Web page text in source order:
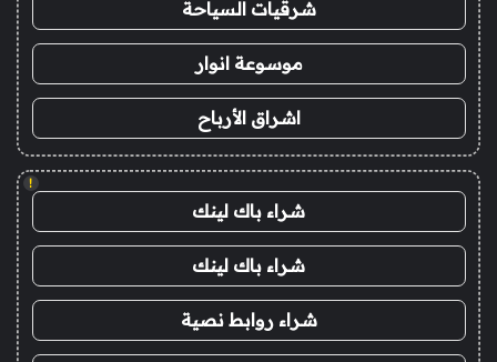
شرقيات السياحة
موسوعة انوار
اشراق الأرباح
!
شراء باك لينك
شراء باك لينك
شراء روابط نصية